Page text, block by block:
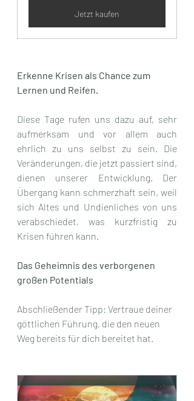
Jetzt kaufen
Erkenne Krisen als Chance zum
Lernen und Reifen.
Diese Tage rufen uns dazu auf, sehr
aufmerksam und vor allem auch
ehrlich zu uns selbst zu sein. Die
Veränderungen, die jetzt passiert sind,
dienen unserer Entwicklung. Der
Übergang kann schmerzhaft sein, weil
sich Altes und Undienliches von uns
verabschiedet, was kurzfristig zu
Krisen führen kann.
Das Geheimnis des verborgenen
großen Potentials
Abschließender Tipp: Vertraue deiner
göttlichen Führung, die den neuen
Weg bereits für dich bereitet hat.